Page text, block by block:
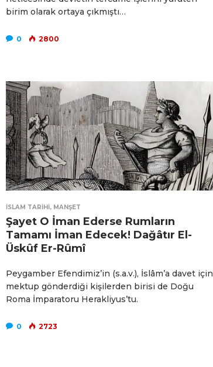
birim olarak ortaya çıkmıştı…
0 2800
İSLAM TARIHI, MANŞET
Şayet O İman Ederse Rumların
Tamamı İman Edecek! Dağâtır El-
Üskûf Er-Rûmî
Peygamber Efendimiz’in (s.a.v.), İslâm’a davet için
mektup gönderdiği kişilerden birisi de Doğu
Roma İmparatoru Herakliyus’tu.
0 2723